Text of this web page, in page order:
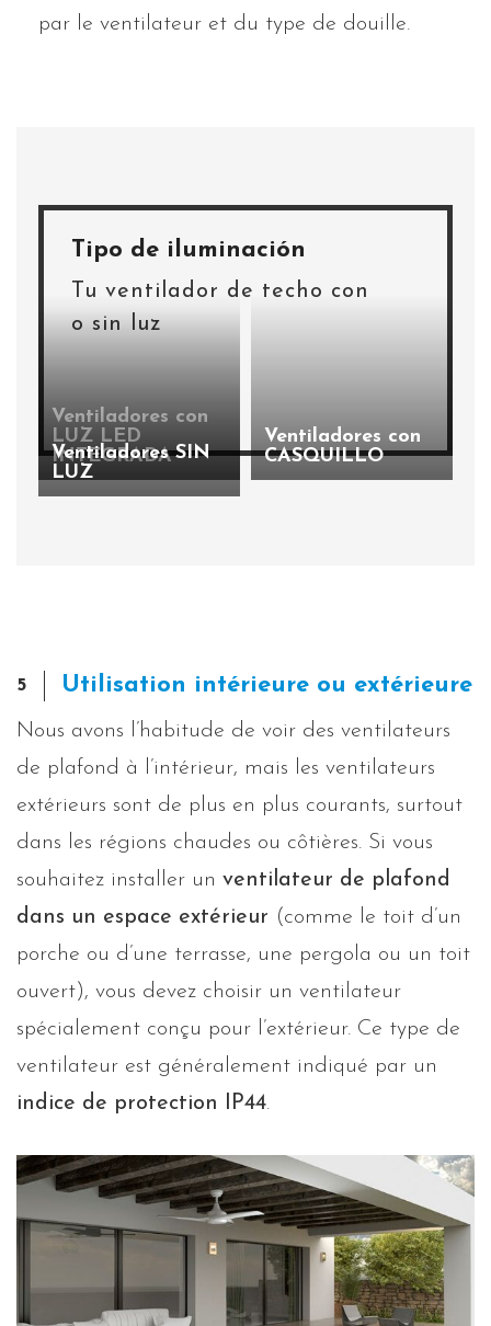
par le ventilateur et du type de douille.
Tipo de iluminación
Tu ventilador de techo con
o sin luz
Ventiladores con
LUZ LED
INTEGRADA
Ventiladores con
CASQUILLO
VentiladoresSIN
LUZ
5 Utilisation intérieure ou extérieure
Nous avons l’habitude de voir des ventilateurs
de plafond à l’intérieur, mais les ventilateurs
extérieurs sont de plus en plus courants, surtout
dans les régions chaudes ou côtières. Si vous
souhaitez installer un ventilateur de plafond
dans un espace extérieur (comme le toit d’un
porche ou d’une terrasse, une pergola ou un toit
ouvert), vous devez choisir un ventilateur
spécialement conçu pour l’extérieur. Ce type de
ventilateur est généralement indiqué par un
indice de protection IP44.